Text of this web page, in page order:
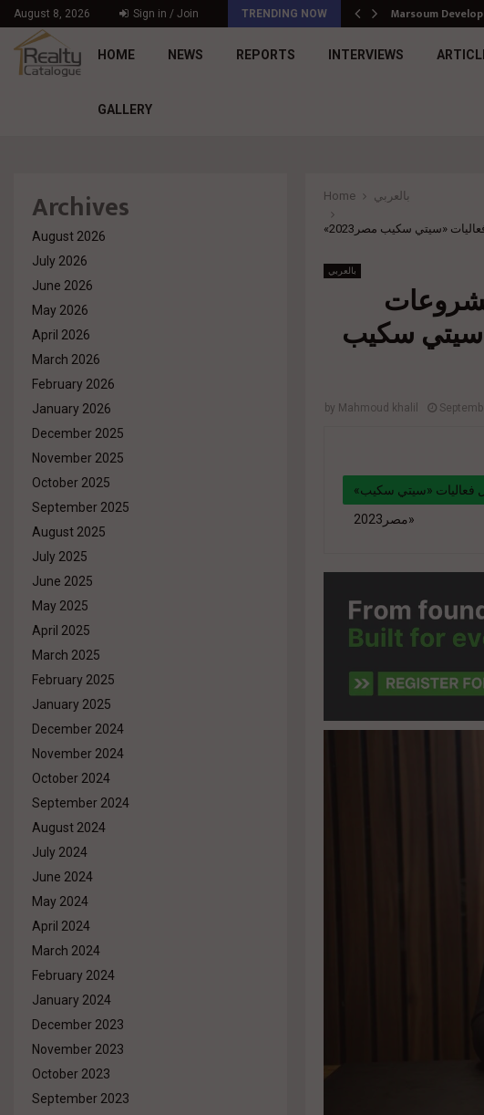
August 8, 2026 Sign in / Join TRENDING NOW د. محمد راشد: Market Dynamics أصبحت المعيار… Marsoum
HOME NEWS REPORTS INTERVIEWS
GALLERY
Home بالعربي
«سيتي سكيب مصر2023»
بالعربي
سكيب
by Mahmoud khalil
«أربن لينز للتطوير» تشارك بمحفظة مشروعات متنوعة وعروض مميزة خلال فعاليات «سيتي سكيب
مصر2023»
href="#">
Archives
August 2026
July 2026
June 2026
May 2026
April 2026
March 2026
February 2026
January 2026
December 2025
November 2025
October 2025
September 2025
August 2025
July 2025
June 2025
May 2025
April 2025
March 2025
February 2025
January 2025
December 2024
November 2024
October 2024
September 2024
August 2024
July 2024
June 2024
May 2024
April 2024
March 2024
February 2024
January 2024
December 2023
November 2023
October 2023
September 2023